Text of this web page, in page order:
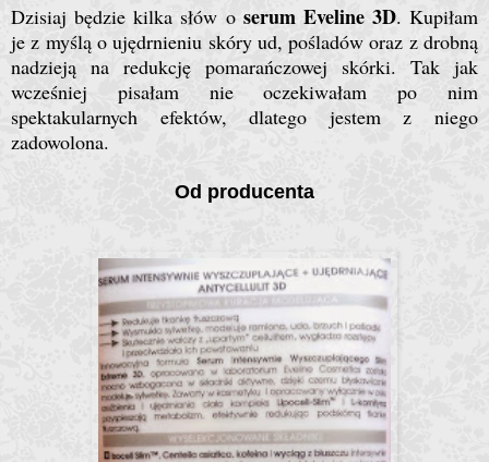
Dzisiaj będzie kilka słów o serum Eveline 3D. Kupiłam
je z myślą o ujędrnieniu skóry ud, pośladów oraz z drobną
nadzieją na redukcję pomarańczowej skórki. Tak jak
wcześniej pisałam nie oczekiwałam po nim
spektakularnych efektów, dlatego jestem z niego
zadowolona.
Od producenta